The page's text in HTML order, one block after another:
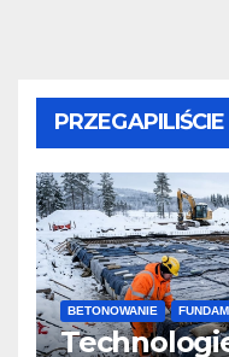
PRZEGAPILIŚCIE
BETONOWANIE